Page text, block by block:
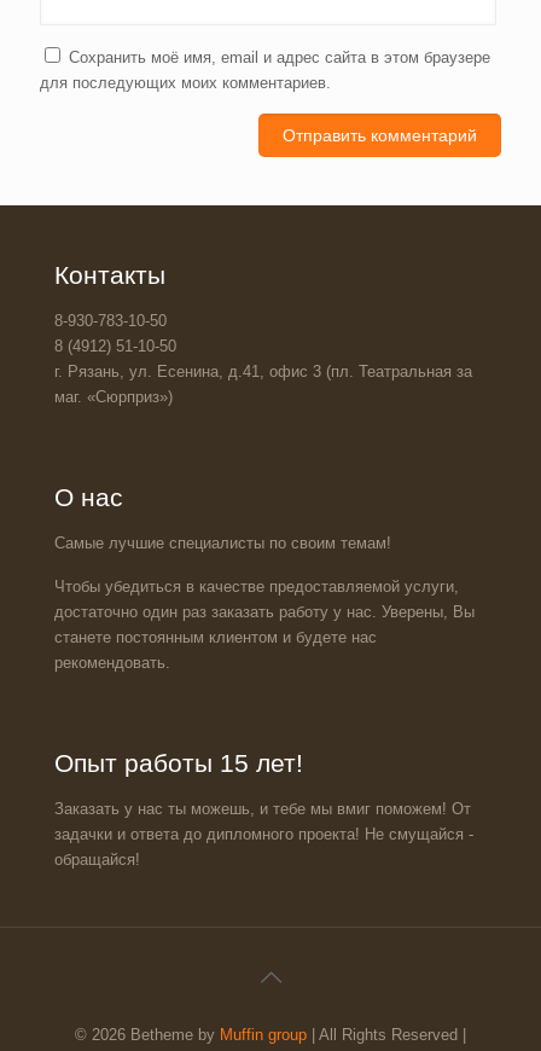
Сохранить моё имя, email и адрес сайта в этом браузере
для последующих моих комментариев.
Контакты
8-930-783-10-50
8 (4912) 51-10-50
г. Рязань, ул. Есенина, д.41, офис 3 (пл. Театральная за
маг. «Сюрприз»)
О нас
Самые лучшие специалисты по своим темам!
Чтобы убедиться в качестве предоставляемой услуги,
достаточно один раз заказать работу у нас. Уверены, Вы
станете постоянным клиентом и будете нас
рекомендовать.
Опыт работы 15 лет!
Заказать у нас ты можешь, и тебе мы вмиг поможем! От
задачки и ответа до дипломного проекта! Не смущайся -
обращайся!
© 2026 Betheme by Muffin group | All Rights Reserved |